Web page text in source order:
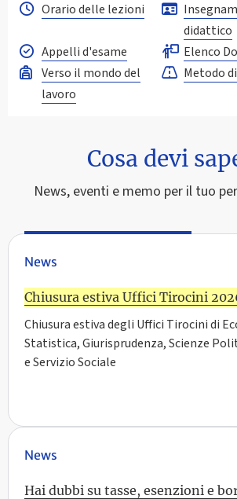
Orario delle lezioni
didattico
Appelli d'esame
Elenco
Verso il mondo del
lavoro
Metodo
Cosa devi
News, eventi e memo per il tuo
News
Chiusura estiva Uffici Tirocini
Chiusura estiva degli Uffici Tirocini di
Statistica, Giurisprudenza, Scienze
e Servizio Sociale
News
Hai dubbi su tasse, esenzioni e